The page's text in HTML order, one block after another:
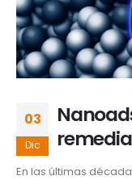
03
Dic
En las últimas